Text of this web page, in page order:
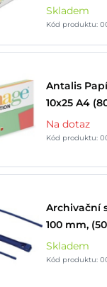
Skladem
Kód produktu:
Antalis
10x25 A4
Na dotaz
Kód produktu:
Archivační
100 mm,
Skladem
Kód produktu: